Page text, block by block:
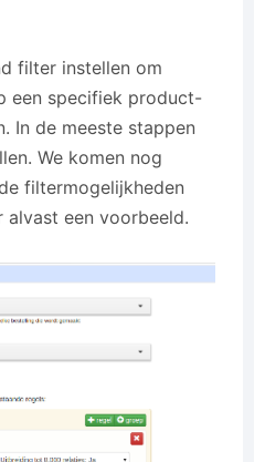
filter instellen om
een specifiek product-
In de meeste stappen
We komen nog
filtermogelijkheden
alvast een voorbeeld.